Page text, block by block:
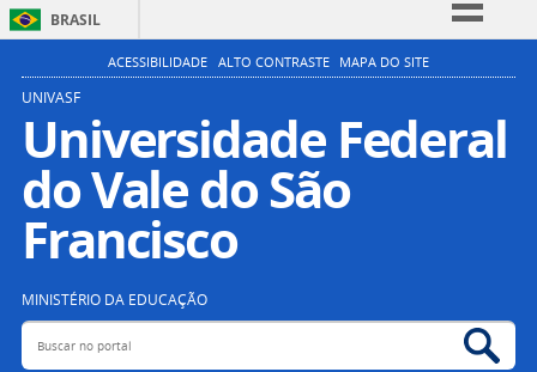
BRASIL
Simplifique!
Participe
Acesso à informação
Legislação
ACESSIBILIDADE ALTO CONTRASTE MAPA DO SITE
UNIVASF
Universidade Federal
do Vale do São
Francisco
MINISTÉRIO DA EDUCAÇÃO
Buscar no portal